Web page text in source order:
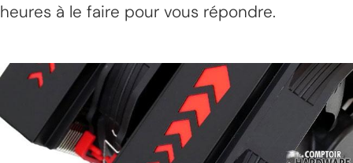
heures à le faire pour vous répondre.